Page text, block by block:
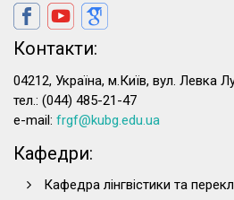
Контакти:
04212, Україна, м.Київ, вул. Левка
тел.: (044) 485-21-47
e-mail: frgf@kubg.edu.ua
Кафедри:
Кафедра лінгвістики та